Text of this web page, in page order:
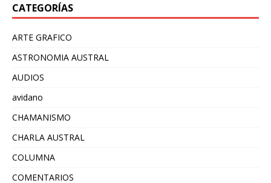
CATEGORÍAS
ARTE GRAFICO
ASTRONOMIA AUSTRAL
AUDIOS
avidano
CHAMANISMO
CHARLA AUSTRAL
COLUMNA
COMENTARIOS